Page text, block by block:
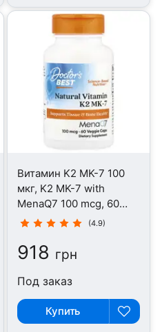
Витамин K2 MK-7 100
мкг, K2 MK-7 with
MenaQ7 100 mcg, 60
капсул
(4.9)
918 грн
Под заказ
Купить